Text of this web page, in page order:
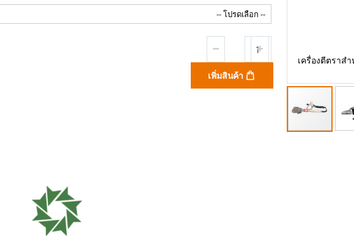
เครื่องตีตราส
เครื่องตีตราสำหรับยางรถยนต์ Tire Branding Marking Machine 220V รุ่น
เพิ่มสินค้า